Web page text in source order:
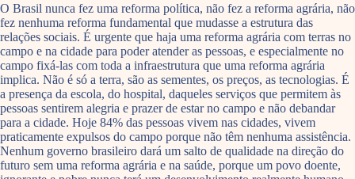
O Brasil nunca fez uma reforma política, não fez a reforma agrária, não
fez nenhuma reforma fundamental que mudasse a estrutura das
relações sociais. É urgente que haja uma reforma agrária com terras no
campo e na cidade para poder atender as pessoas, e especialmente no
campo fixá-las com toda a infraestrutura que uma reforma agrária
implica. Não é só a terra, são as sementes, os preços, as tecnologias. É
a presença da escola, do hospital, daqueles serviços que permitem às
pessoas sentirem alegria e prazer de estar no campo e não debandar
para a cidade. Hoje 84% das pessoas vivem nas cidades, vivem
praticamente expulsos do campo porque não têm nenhuma assistência.
Nenhum governo brasileiro dará um salto de qualidade na direção do
futuro sem uma reforma agrária e na saúde, porque um povo doente,